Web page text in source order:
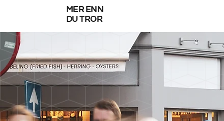
mer enn
du tror